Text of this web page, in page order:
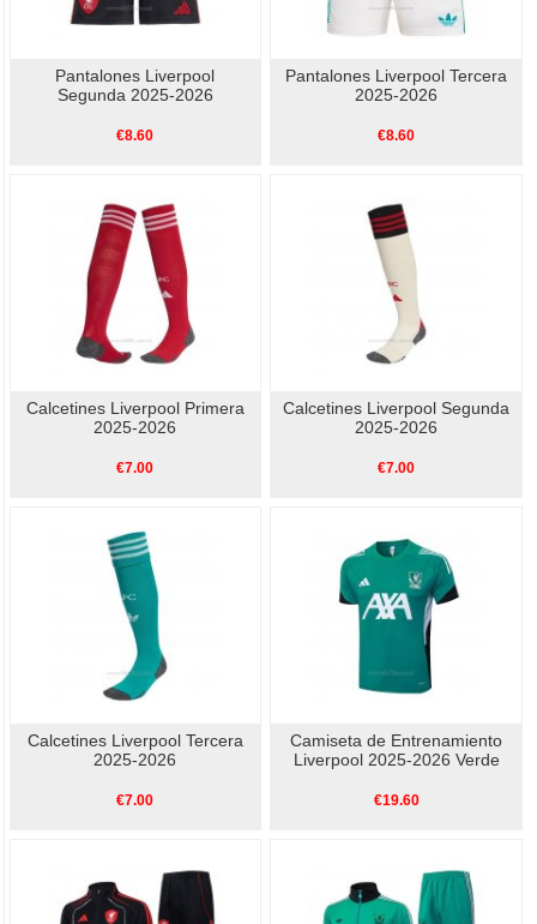
Pantalones Liverpool
Segunda 2025-2026
€8.60
Pantalones Liverpool Tercera
2025-2026
€8.60
Calcetines Liverpool Primera
2025-2026
€7.00
Calcetines Liverpool Segunda
2025-2026
€7.00
Calcetines Liverpool Tercera
2025-2026
€7.00
Camiseta de Entrenamiento
Liverpool 2025-2026 Verde
€19.60